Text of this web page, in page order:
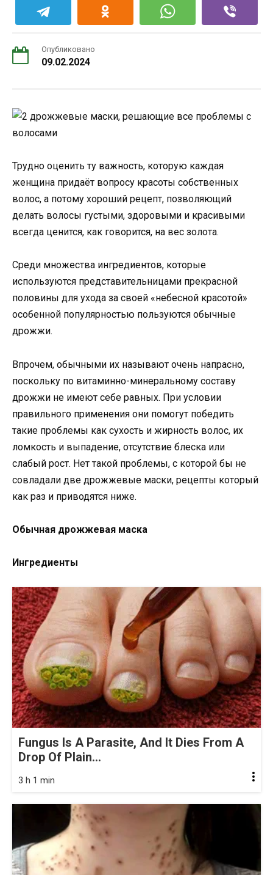
Опубликовано
09.02.2024
Трудно оценить ту важность, которую каждая
женщина придаёт вопросу красоты собственных
волос, а потому хороший рецепт, позволяющий
делать волосы густыми, здоровыми и красивыми
всегда ценится, как говорится, на вес золота.
Среди множества ингредиентов, которые
используются представительницами прекрасной
половины для ухода за своей «небесной красотой»
особенной популярностью пользуются обычные
дрожжи.
Впрочем, обычными их называют очень напрасно,
поскольку по витаминно-минеральному составу
дрожжи не имеют себе равных. При условии
правильного применения они помогут победить
такие проблемы как сухость и жирность волос, их
ломкость и выпадение, отсутствие блеска или
слабый рост. Нет такой проблемы, с которой бы не
совладали две дрожжевые маски, рецепты который
как раз и приводятся ниже.
Обычная дрожжевая маска
Ингредиенты
Fungus Is A Parasite, And It Dies From A
Drop Of Plain...
3 h 1 min